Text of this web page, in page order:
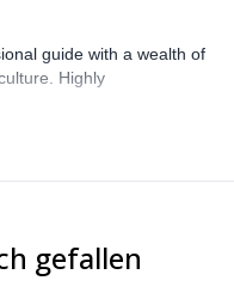
climbing. It will be my
guide with a wealth of
Highly
gefallen
4.7